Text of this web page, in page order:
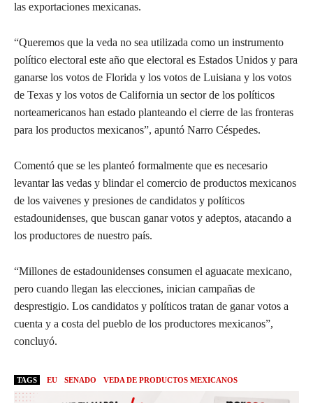
las exportaciones mexicanas.
“Queremos que la veda no sea utilizada como un instrumento
político electoral este año que electoral es Estados Unidos y para
ganarse los votos de Florida y los votos de Luisiana y los votos
de Texas y los votos de California un sector de los políticos
norteamericanos han estado planteando el cierre de las fronteras
para los productos mexicanos”, apuntó Narro Céspedes.
Comentó que se les planteó formalmente que es necesario
levantar las vedas y blindar el comercio de productos mexicanos
de los vaivenes y presiones de candidatos y políticos
estadounidenses, que buscan ganar votos y adeptos, atacando a
los productores de nuestro país.
“Millones de estadounidenses consumen el aguacate mexicano,
pero cuando llegan las elecciones, inician campañas de
desprestigio. Los candidatos y políticos tratan de ganar votos a
cuenta y a costa del pueblo de los productores mexicanos”,
concluyó.
TAGS EU SENADO VEDA DE PRODUCTOS MEXICANOS